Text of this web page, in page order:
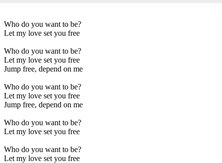
Who do you want to be?
Let my love set you free
Who do you want to be?
Let my love set you free
Jump free, depend on me
Who do you want to be?
Let my love set you free
Jump free, depend on me
Who do you want to be?
Let my love set you free
Who do you want to be?
Let my love set you free